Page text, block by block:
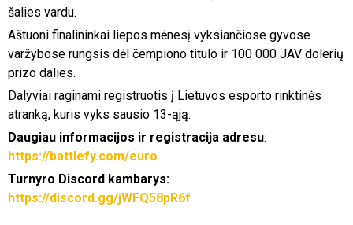
šalies vardu.
Aštuoni finalininkai liepos mėnesį vyksiančiose gyvose
varžybose rungsis dėl čempiono titulo ir 100 000 JAV dolerių
prizo dalies.
Dalyviai raginami registruotis į Lietuvos esporto rinktinės
atranką, kuris vyks sausio 13-ąją.
Daugiau informacijos ir registracija adresu:
https://battlefy.com/euro
Turnyro Discord kambarys:
https://discord.gg/jWFQ58pR6f